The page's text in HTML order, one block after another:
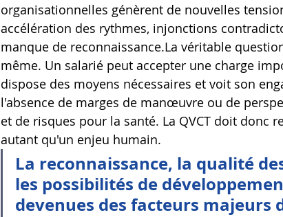
organisationnelles génèrent de nouvelles
accélération des rythmes, injonctions
manque de reconnaissance.La véritable
même. Un salarié peut accepter une charge
dispose des moyens nécessaires et voit son
l'absence de marges de manœuvre ou de
et de risques pour la santé. La QVCT doit donc
autant qu'un enjeu humain.
La reconnaissance, la qualité
les possibilités de
devenues des facteurs majeurs